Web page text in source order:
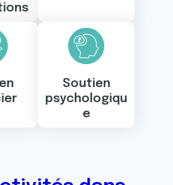
Soutien
psychologiqu
e